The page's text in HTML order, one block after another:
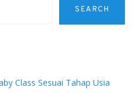
SEARCH
Class Sesuai Tahap Usia